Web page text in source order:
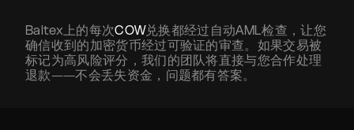
Baltex上的每次COW兑换都经过自动AML检查，让您
确信收到的加密货币经过可验证的审查。如果交易被
标记为高风险评分，我们的团队将直接与您合作处理
退款——不会丢失资金，问题都有答案。